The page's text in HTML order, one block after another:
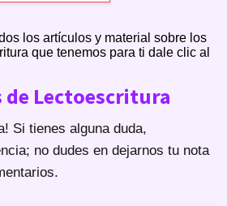
los artículos y material sobre los
que tenemos para ti dale clic al
de Lectoescritura
Si tienes alguna duda,
no dudes en dejarnos tu nota